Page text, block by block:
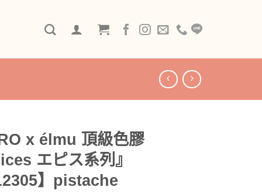
x élmu 頂級色膠
エピス系列』
】pistache